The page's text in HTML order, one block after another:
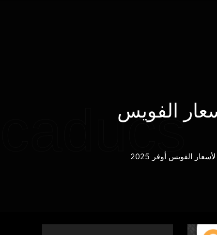
caducs
الفويس
الفويس أوفر 2025